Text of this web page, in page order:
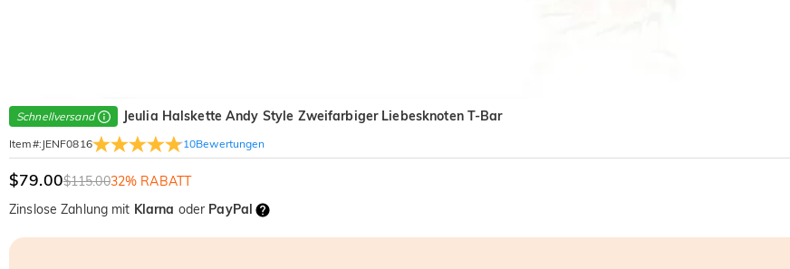
Schnellversand Jeulia Halskette Andy Style Zweifarbiger Liebesknoten T-Bar
Item#: JENF0816 10Bewertungen
$79.00$115.0032% RABATT
Zinslose Zahlung mit Klarna oder PayPal